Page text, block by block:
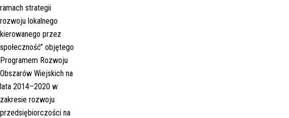
ramach strategii
rozwoju lokalnego
kierowanego przez
społeczność” objętego
Programem Rozwoju
Obszarów Wiejskich na
lata 2014–2020 w
zakresie rozwoju
przedsiębiorczości na